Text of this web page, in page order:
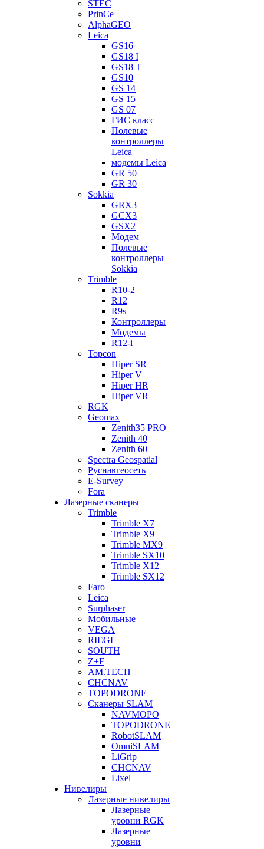
STEC
PrinCe
AlphaGEO
Leica
GS16
GS18 I
GS18 T
GS10
GS 14
GS 15
GS 07
ГИС класс
Полевые
контроллеры
Leica
модемы Leica
GR 50
GR 30
Sokkia
GRX3
GCX3
GSX2
Модем
Полевые
контроллеры
Sokkia
Trimble
R10-2
R12
R9s
Контроллеры
Модемы
R12-i
Topcon
Hiper SR
Hiper V
Hiper HR
Hiper VR
RGK
Geomax
Zenith35 PRO
Zenith 40
Zenith 60
Spectra Geospatial
Руснавгеосеть
E-Survey
Fora
Лазерные сканеры
Trimble
Trimble X7
Trimble X9
Trimble MX9
Trimble SX10
Trimble X12
Trimble SX12
Faro
Leica
Surphaser
Мобильные
VEGA
RIEGL
SOUTH
Z+F
AM.TECH
CHCNAV
TOPODRONE
Сканеры SLAM
NAVMOPO
TOPODRONE
RobotSLAM
OmniSLAM
LiGrip
CHCNAV
Lixel
Нивелиры
Лазерные нивелиры
Лазерные
уровни RGK
Лазерные
уровни